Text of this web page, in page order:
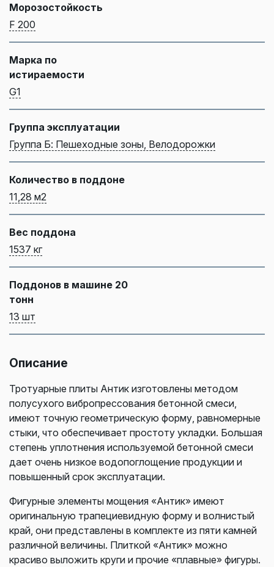
Морозостойкость
F 200
Марка по
истираемости
G1
Группа эксплуатации
Группа Б: Пешеходные зоны, Велодорожки
Количество в поддоне
11,28 м2
Вес поддона
1537 кг
Поддонов в машине 20
тонн
13 шт
Описание
Тротуарные плиты Антик изготовлены методом
полусухого вибропрессования бетонной смеси,
имеют точную геометрическую форму, равномерные
стыки, что обеспечивает простоту укладки. Большая
степень уплотнения используемой бетонной смеси
дает очень низкое водопоглощение продукции и
повышенный срок эксплуатации.
Фигурные элементы мощения «Антик» имеют
оригинальную трапециевидную форму и волнистый
край, они представлены в комплекте из пяти камней
различной величины. Плиткой «Антик» можно
красиво выложить круги и прочие «плавные» фигуры.